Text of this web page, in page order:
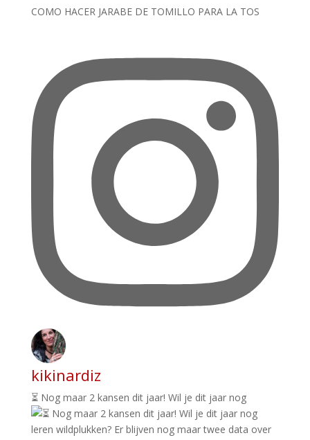
COMO HACER JARABE DE TOMILLO PARA LA TOS
kikinardiz
⏳ Nog maar 2 kansen dit jaar! Wil je dit jaar nog